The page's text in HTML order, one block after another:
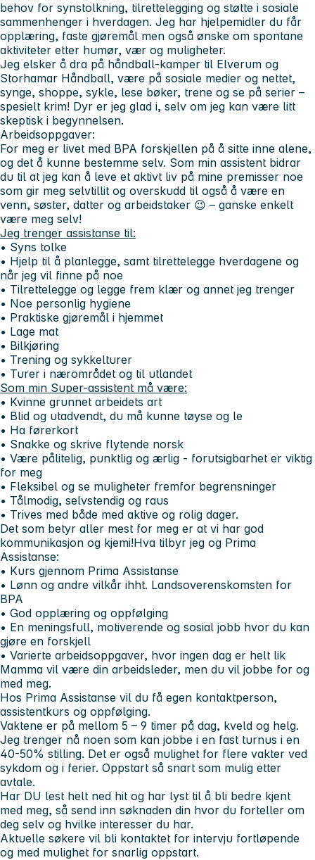
behov for synstolkning, tilrettelegging og støtte i sosiale
sammenhenger i hverdagen. Jeg har hjelpemidler du får
opplæring, faste gjøremål men også ønske om spontane
aktiviteter etter humør, vær og muligheter.
Jeg elsker å dra på håndball-kamper til Elverum og
Storhamar Håndball, være på sosiale medier og nettet,
synge, shoppe, sykle, lese bøker, trene og se på serier –
spesielt krim! Dyr er jeg glad i, selv om jeg kan være litt
skeptisk i begynnelsen.
Arbeidsoppgaver:
For meg er livet med BPA forskjellen på å sitte inne alene,
og det å kunne bestemme selv. Som min assistent bidrar
du til at jeg kan å leve et aktivt liv på mine premisser noe
som gir meg selvtillit og overskudd til også å være en
venn, søster, datter og arbeidstaker 😉 – ganske enkelt
være meg selv!
Jeg trenger assistanse til:
• Syns tolke
• Hjelp til å planlegge, samt tilrettelegge hverdagene og
når jeg vil finne på noe
• Tilrettelegge og legge frem klær og annet jeg trenger
• Noe personlig hygiene
• Praktiske gjøremål i hjemmet
• Lage mat
• Bilkjøring
• Trening og sykkelturer
• Turer i nærområdet og til utlandet
Som min Super-assistent må være:
• Kvinne grunnet arbeidets art
• Blid og utadvendt, du må kunne tøyse og le
• Ha førerkort
• Snakke og skrive flytende norsk
• Være pålitelig, punktlig og ærlig - forutsigbarhet er viktig
for meg
• Fleksibel og se muligheter fremfor begrensninger
• Tålmodig, selvstendig og raus
• Trives med både med aktive og rolig dager.
Det som betyr aller mest for meg er at vi har god
kommunikasjon og kjemi!Hva tilbyr jeg og Prima
Assistanse:
• Kurs gjennom Prima Assistanse
• Lønn og andre vilkår ihht. Landsoverenskomsten for
BPA
• God opplæring og oppfølging
• En meningsfull, motiverende og sosial jobb hvor du kan
gjøre en forskjell
• Varierte arbeidsoppgaver, hvor ingen dag er helt lik
Mamma vil være din arbeidsleder, men du vil jobbe for og
med meg.
Hos Prima Assistanse vil du få egen kontaktperson,
assistentkurs og oppfølging.
Vaktene er på mellom 5 – 9 timer på dag, kveld og helg.
Jeg trenger nå noen som kan jobbe i en fast turnus i en
40-50% stilling. Det er også mulighet for flere vakter ved
sykdom og i ferier. Oppstart så snart som mulig etter
avtale.
Har DU lest helt ned hit og har lyst til å bli bedre kjent
med meg, så send inn søknaden din hvor du forteller om
deg selv og hvilke interesser du har.
Aktuelle søkere vil bli kontaktet for intervju fortløpende
og med mulighet for snarlig oppstart.